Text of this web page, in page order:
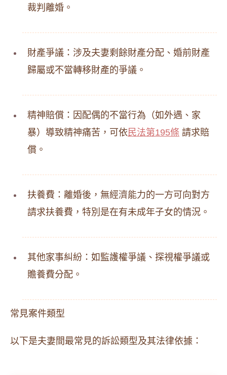
裁判離婚。
財產爭議：涉及夫妻剩餘財產分配、婚前財產
歸屬或不當轉移財產的爭議。
精神賠償：因配偶的不當行為（如外遇、家
暴）導致精神痛苦，可依 民法第195條 請求賠
償。
扶養費：離婚後，無經濟能力的一方可向對方
請求扶養費，特別是在有未成年子女的情況。
其他家事糾紛：如監護權爭議、探視權爭議或
贍養費分配。
常見案件類型
以下是夫妻間最常見的訴訟類型及其法律依據：